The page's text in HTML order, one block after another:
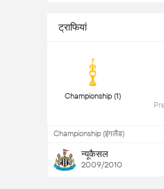
ट्राफियां
Championship (1)
Championship (इंगलैंड)
न्यूकैसल
2009/2010